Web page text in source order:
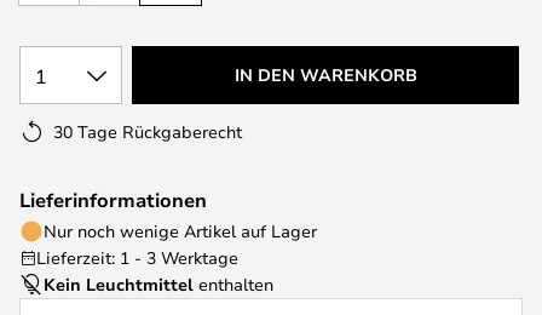
1 IN DEN WARENKORB
30 Tage Rückgaberecht
Lieferinformationen
Nur noch wenige Artikel auf Lager
Lieferzeit: 1 - 3 Werktage
Kein Leuchtmittel enthalten